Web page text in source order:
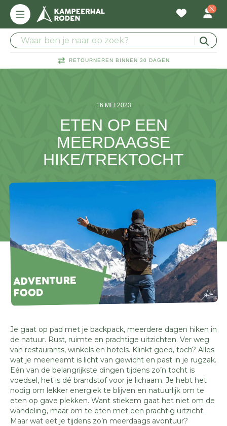
7 DAGEN PER WEEK GEOPEND
16 MEI 2023
ETEN OP EEN
MEERDAAGSE
HIKE/TREKTOCHT
Je gaat op pad met je backpack, meerdere dagen hiken in
de natuur. Rust, ruimte en prachtige uitzichten. Ver weg
van restaurants, winkels en hotels. Klinkt goed, toch? Alles
wat je meeneemt is licht van gewicht en past in je rugzak.
Eén van de belangrijkste dingen tijdens zo’n tocht is
voedsel, het is dé brandstof voor je lichaam. Je hebt het
nodig om lekker energiek te blijven en natuurlijk om te
eten op gave plekken. Want stiekem gaat het niet om de
wandeling, maar om te eten met een prachtig uitzicht.
Maar wat eet je tijdens zo’n meerdaags avontuur?